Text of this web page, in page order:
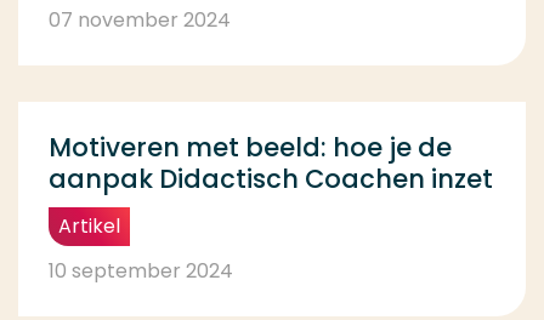
07 november 2024
Motiveren met beeld: hoe je de
aanpak Didactisch Coachen inzet
Artikel
10 september 2024